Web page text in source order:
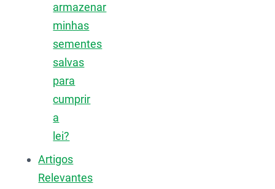
armazenar
minhas
sementes
salvas
para
cumprir
a
lei?
Artigos
Relevantes